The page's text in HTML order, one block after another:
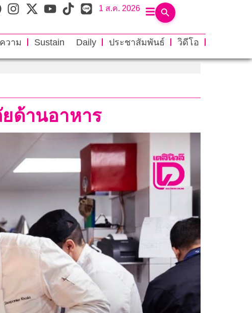
1 ส.ค. 2026
วาม Sustain Daily ประชาสัมพันธ์
วิดีโอ
ยด้านอาหาร